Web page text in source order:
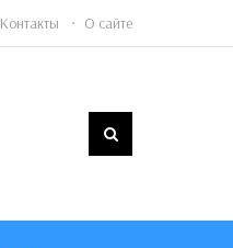
Контакты О сайте